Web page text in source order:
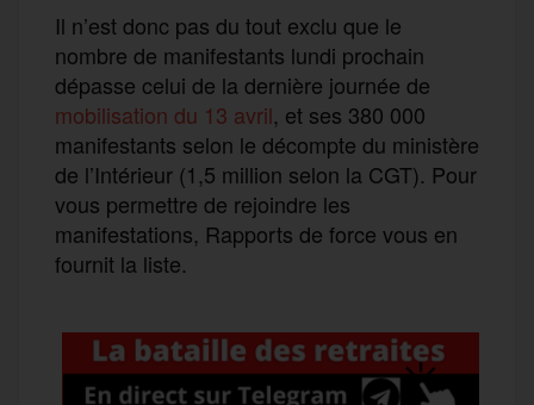
Il n’est donc pas du tout exclu que le
nombre de manifestants lundi prochain
dépasse celui de la dernière journée de
mobilisation du 13 avril, et ses 380 000
manifestants selon le décompte du ministère
de l’Intérieur (1,5 million selon la CGT). Pour
vous permettre de rejoindre les
manifestations, Rapports de force vous en
fournit la liste.